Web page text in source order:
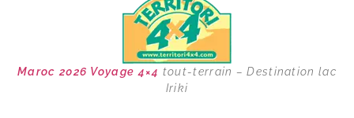
Maroc 2026 Voyage 4×4 tout-terrain – Destination lac
Iriki